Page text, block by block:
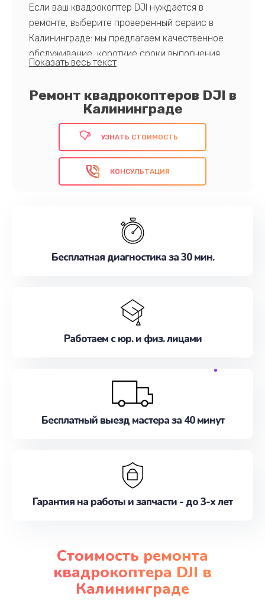
Ремонт квадрокоптеров DJI в
Калининграде
Если ваш квадрокоптер DJI нуждается в
ремонте, выберите проверенный сервис в
Калининграде: мы предлагаем качественное
обслуживание, короткие сроки выполнения
закза и длительную гарантию. Ваше доверие –
Поручите ремонт профессионалам!
УЗНАТЬ СТОИМОСТЬ
КОНСУЛЬТАЦИЯ
Бесплатная диагностика за 30 мин.
Работаем с юр. и физ. лицами
Бесплатный выезд мастера за 40 минут
Гарантия на работы и запчасти - до 3-х лет
Стоимость ремонта
квадрокоптера DJI в
Калининграде